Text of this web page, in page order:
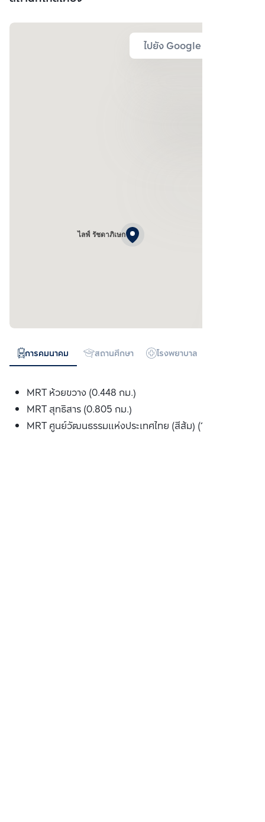
ไปยัง Google Map
ไลฟ์ รัชดาภิเษก
การคมนาคม สถานศึกษา โรงพยาบาล
MRT ห้วยขวาง (0.448 กม.)
MRT สุทธิสาร (0.805 กม.)
MRT ศูนย์วัฒนธรรมแห่งประเทศไทย (สีส้ม) (1.717 กม.)